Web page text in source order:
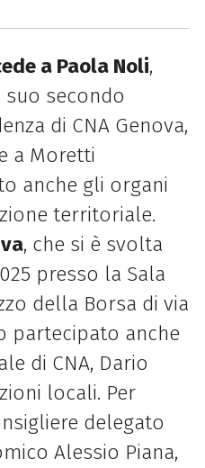
a Paola Noli,
secondo
di CNA Genova,
a Moretti
anche gli organi
territoriale.
, che si è svolta
presso la Sala
della Borsa di via
partecipato anche
di CNA, Dario
locali. Per
delegato
Alessio Piana,